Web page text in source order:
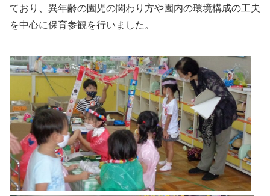
ており、異年齢の園児の関わり方や園内の環境構成の工夫
を中心に保育参観を行いました。